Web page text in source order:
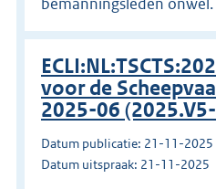
voor de
2025-06 (2025.V5-
Datum publicatie: 21-11-2025
Datum uitspraak: 21-11-2025